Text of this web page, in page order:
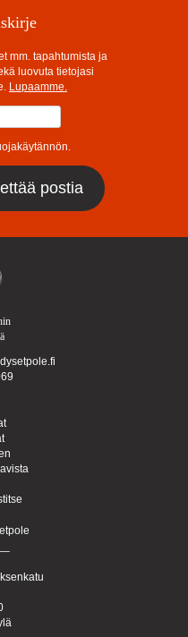
mm. tapahtumista ja
luovuta tietojasi
Lupaamme.